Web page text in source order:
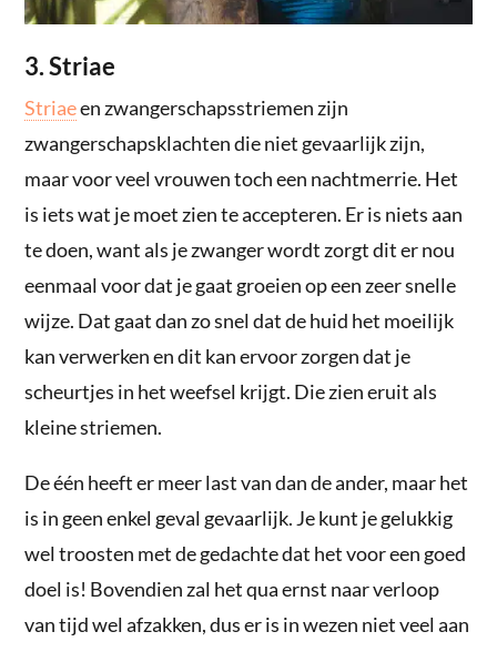
3. Striae
Striaeen zwangerschapsstriemen zijn
zwangerschapsklachten die niet gevaarlijk zijn,
maar voor veel vrouwen toch een nachtmerrie. Het
is iets wat je moet zien te accepteren. Er is niets aan
te doen, want als je zwanger wordt zorgt dit er nou
eenmaal voor dat je gaat groeien op een zeer snelle
wijze. Dat gaat dan zo snel dat de huid het moeilijk
kan verwerken en dit kan ervoor zorgen dat je
scheurtjes in het weefsel krijgt. Die zien eruit als
kleine striemen.
De één heeft er meer last van dan de ander, maar het
is in geen enkel geval gevaarlijk. Je kunt je gelukkig
wel troosten met de gedachte dat het voor een goed
doel is! Bovendien zal het qua ernst naar verloop
van tijd wel afzakken, dus er is in wezen niet veel aan